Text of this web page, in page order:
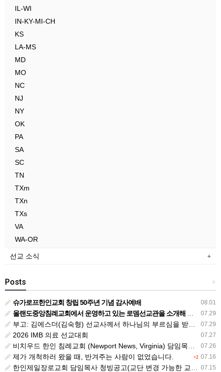
IL-WI
IN-KY-MI-CH
KS
LA-MS
MD
MO
NC
NJ
NY
OK
PA
SA
SC
TN
TXm
TXn
TXs
VA
WA-OR
선교 소식
+
Posts
08.01
슈가로프한인교회 창립 50주년 기념 감사예배
07.29
올랜도중앙침례교회에서 운영하고 있는 로뎀선교관을 소개해 드립니다
07.29
부고: 김에스더(김숙형) 선교사께서 하나님의 부르심을 받았습니다.
07.27
2026 IMB 의료 선교대회
07.26
비치우드 한인 침례교회 (Newport News, Virginia) 담임목사 청빙
+2 07.16
제가 개척하러 왔을 때, 반겨주는 사람이 없었습니다.
07.15
한인제일장로교회 담임목사 청빙공고(교단 변경 가능한 교회)